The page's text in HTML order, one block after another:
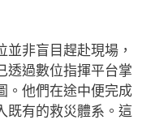
非盲目趕赴現場，
透過數位指揮平台掌
。他們在途中便完成
既有的救災體系。這